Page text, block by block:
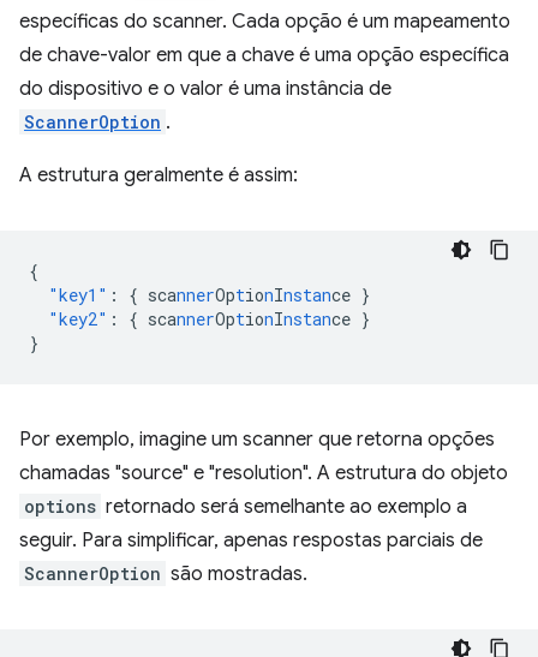
específicas do scanner. Cada opção é um mapeamento
de chave-valor em que a chave é uma opção específica
do dispositivo e o valor é uma instância de
ScannerOption .
A estrutura geralmente é assim:
{
"key1" : { scannerOptionInstance }
"key2" : { scannerOptionInstance }
}
Por exemplo, imagine um scanner que retorna opções
chamadas "source" e "resolution". A estrutura do objeto
options retornado será semelhante ao exemplo a
seguir. Para simplificar, apenas respostas parciais de
ScannerOption são mostradas.